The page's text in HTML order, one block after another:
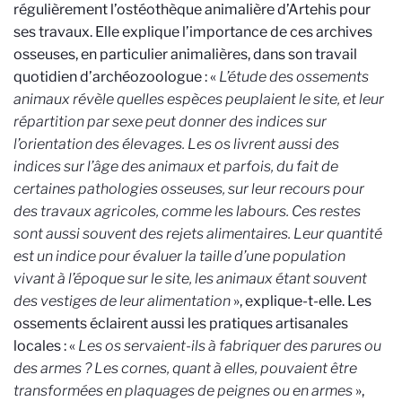
régulièrement l’ostéothèque animalière d’Artehis pour
ses travaux. Elle explique l’importance de ces archives
osseuses, en particulier animalières, dans son travail
quotidien d’archéozoologue : « L’étude des ossements
animaux révèle quelles espèces peuplaient le site, et leur
répartition par sexe peut donner des indices sur
l’orientation des élevages. Les os livrent aussi des
indices sur l’âge des animaux et parfois, du fait de
certaines pathologies osseuses, sur leur recours pour
des travaux agricoles, comme les labours. Ces restes
sont aussi souvent des rejets alimentaires. Leur quantité
est un indice pour évaluer la taille d’une population
vivant à l’époque sur le site, les animaux étant souvent
des vestiges de leur alimentation », explique-t-elle. Les
ossements éclairent aussi les pratiques artisanales
locales : « Les os servaient-ils à fabriquer des parures ou
des armes ? Les cornes, quant à elles, pouvaient être
transformées en plaquages de peignes ou en armes »,